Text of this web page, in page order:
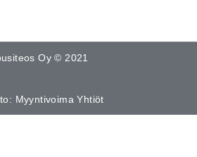
Oy © 2021
Myyntivoima Yhtiöt